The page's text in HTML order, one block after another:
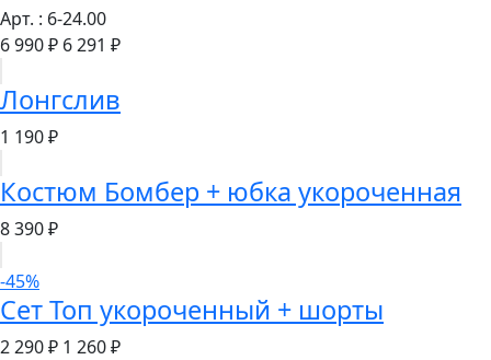
Арт. : 6-24.00
6 990 ₽ 6 291 ₽
Лонгслив
1 190 ₽
Костюм Бомбер + юбка укороченная
8 390 ₽
-45%
Сет Топ укороченный + шорты
2 290 ₽ 1 260 ₽